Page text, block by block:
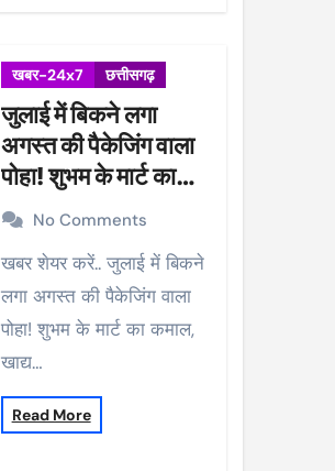
खबर-24x7 छत्तीसगढ़
जुलाई में बिकने लगा
अगस्त की पैकेजिंग वाला
पोहा! शुभम के मार्ट का
कमाल, खाद्य विभाग ने की
कार्रवाई, 38 पैकेट सीज
No Comments
खबर शेयर करें.. जुलाई में बिकने
लगा अगस्त की पैकेजिंग वाला
पोहा! शुभम के मार्ट का कमाल,
खाद्य…
Read More